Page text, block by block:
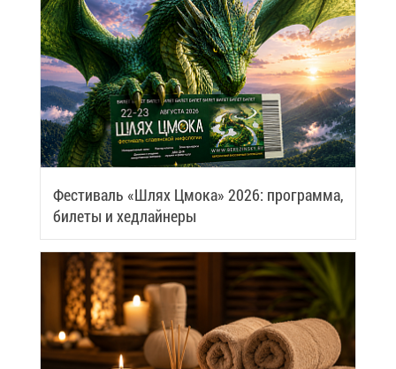
Фе­сти­валь «Шлях Цмо­ка» 2026: про­грам­ма,
би­ле­ты и хед­лай­не­ры